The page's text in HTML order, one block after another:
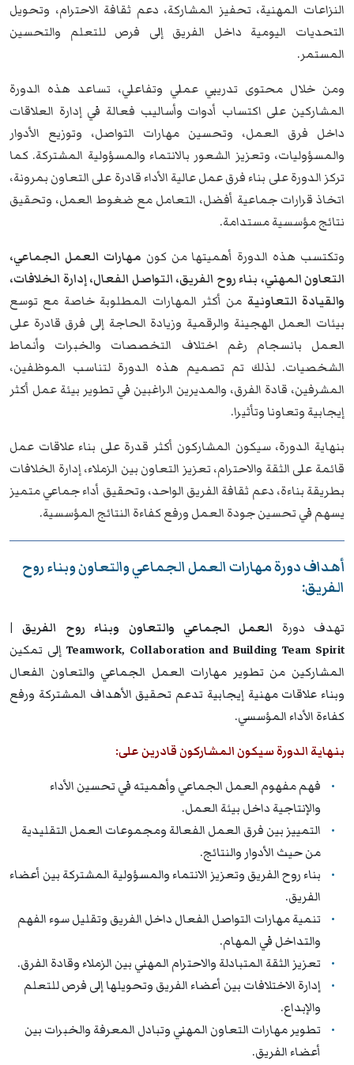
النزاعات المهنية، تحفيز المشاركة، دعم ثقافة الاحترام، وتحويل
التحديات اليومية داخل الفريق إلى فرص للتعلم والتحسين
المستمر.
ومن خلال محتوى تدريبي عملي وتفاعلي، تساعد هذه الدورة
المشاركين على اكتساب أدوات وأساليب فعالة في إدارة العلاقات
داخل فرق العمل، وتحسين مهارات التواصل، وتوزيع الأدوار
والمسؤوليات، وتعزيز الشعور بالانتماء والمسؤولية المشتركة. كما
تركز الدورة على بناء فرق عمل عالية الأداء قادرة على التعاون بمرونة،
اتخاذ قرارات جماعية أفضل، التعامل مع ضغوط العمل، وتحقيق
نتائج مؤسسية مستدامة.
وتكتسب هذه الدورة أهميتها من كون مهارات العمل الجماعي،
التعاون المهني، بناء روح الفريق، التواصل الفعال، إدارة الخلافات،
والقيادة التعاونية من أكثر المهارات المطلوبة خاصة مع توسع
بيئات العمل الهجينة والرقمية وزيادة الحاجة إلى فرق قادرة على
العمل بانسجام رغم اختلاف التخصصات والخبرات وأنماط
الشخصيات. لذلك تم تصميم هذه الدورة لتناسب الموظفين،
المشرفين، قادة الفرق، والمديرين الراغبين في تطوير بيئة عمل أكثر
إيجابية وتعاونا وتأثيرا.
بنهاية الدورة، سيكون المشاركون أكثر قدرة على بناء علاقات عمل
قائمة على الثقة والاحترام، تعزيز التعاون بين الزملاء، إدارة الخلافات
بطريقة بناءة، دعم ثقافة الفريق الواحد، وتحقيق أداء جماعي متميز
يسهم في تحسين جودة العمل ورفع كفاءة النتائج المؤسسية.
أهداف دورة مهارات العمل الجماعي والتعاون وبناء روح
الفريق:
تهدف دورة العمل الجماعي والتعاون وبناء روح الفريق |
Teamwork, Collaboration and Building Team Spirit إلى تمكين
المشاركين من تطوير مهارات العمل الجماعي والتعاون الفعال
وبناء علاقات مهنية إيجابية تدعم تحقيق الأهداف المشتركة ورفع
كفاءة الأداء المؤسسي.
بنهاية الدورة سيكون المشاركون قادرين على:
فهم مفهوم العمل الجماعي وأهميته في تحسين الأداء
والإنتاجية داخل بيئة العمل.
التمييز بين فرق العمل الفعالة ومجموعات العمل التقليدية
من حيث الأدوار والنتائج.
بناء روح الفريق وتعزيز الانتماء والمسؤولية المشتركة بين أعضاء
الفريق.
تنمية مهارات التواصل الفعال داخل الفريق وتقليل سوء الفهم
والتداخل في المهام.
تعزيز الثقة المتبادلة والاحترام المهني بين الزملاء وقادة الفرق.
إدارة الاختلافات بين أعضاء الفريق وتحويلها إلى فرص للتعلم
والإبداع.
تطوير مهارات التعاون المهني وتبادل المعرفة والخبرات بين
أعضاء الفريق.